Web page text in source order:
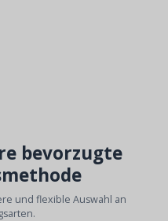
bevorzugte
und flexible Auswahl an